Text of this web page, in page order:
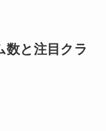
数と注目クラ